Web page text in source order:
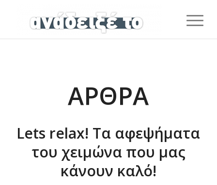
ΆΡΘΡΑ
Lets relax! Τα αφεψήματα
του χειμώνα που μας
κάνουν καλό!